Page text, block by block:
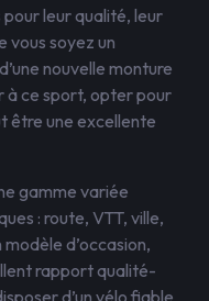
leur qualité, leur
vous soyez un
nouvelle monture
à ce sport, opter pour
être une excellente
gamme variée
: route, VTT, ville,
d’occasion,
rapport qualité-
d’un vélo fiable